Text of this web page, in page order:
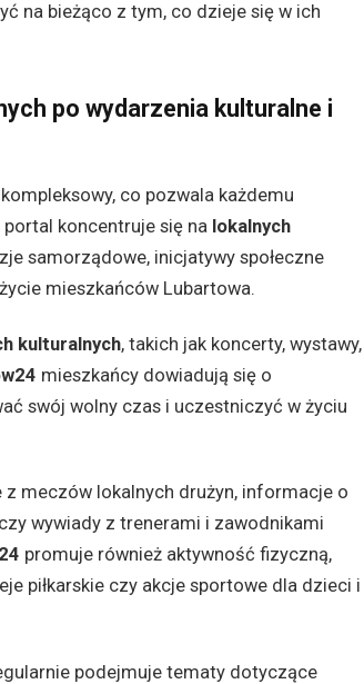
na bieżąco z tym, co dzieje się w ich
po wydarzenia kulturalne i
co pozwala każdemu
koncentruje się na lokalnych
samorządowe, inicjatywy społeczne
mieszkańców Lubartowa.
kulturalnych, takich jak koncerty, wystawy,
mieszkańcy dowiadują się o
swój wolny czas i uczestniczyć w życiu
meczów lokalnych drużyn, informacje o
wywiady z trenerami i zawodnikami
promuje również aktywność fizyczną,
piłkarskie czy akcje sportowe dla dzieci i
podejmuje tematy dotyczące